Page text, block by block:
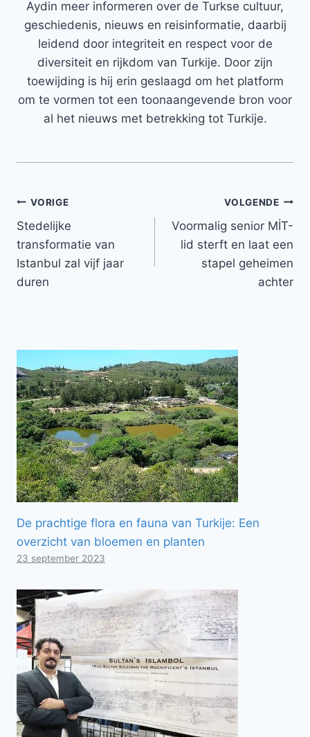
Aydin meer informeren over de Turkse cultuur,
geschiedenis, nieuws en reisinformatie, daarbij
leidend door integriteit en respect voor de
diversiteit en rijkdom van Turkije. Door zijn
toewijding is hij erin geslaagd om het platform
om te vormen tot een toonaangevende bron voor
al het nieuws met betrekking tot Turkije.
Bericht
navigatie
VORIGE
Stedelijke
transformatie van
Istanbul zal vijf jaar
duren
VOLGENDE
Voormalig senior MİT-
lid sterft en laat een
stapel geheimen
achter
De prachtige flora en fauna van Turkije: Een
overzicht van bloemen en planten
23 september 2023